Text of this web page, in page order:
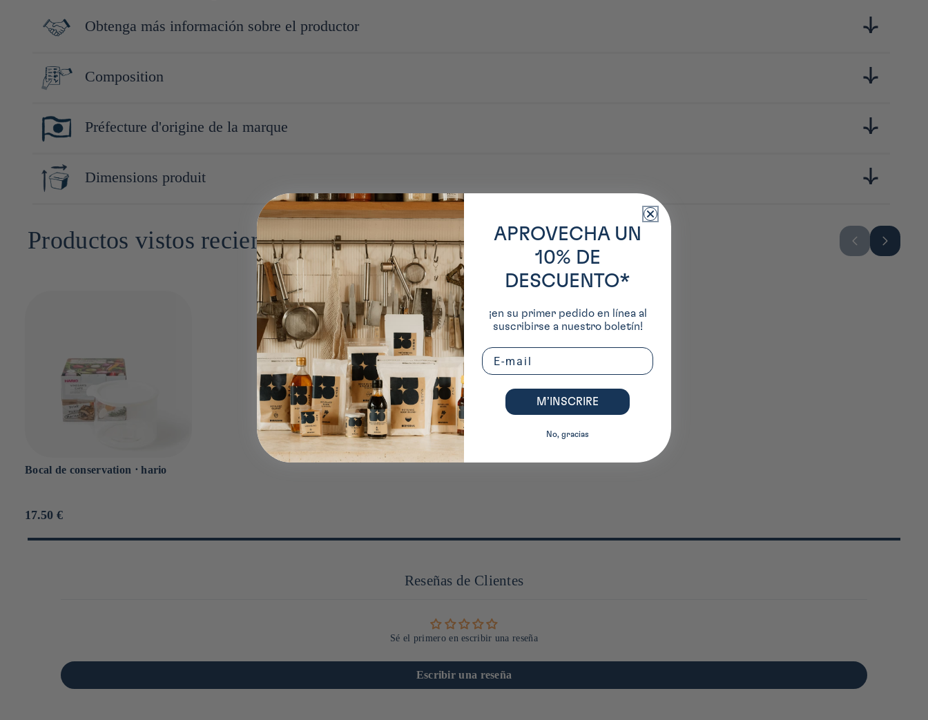
Obtenga más información sobre el productor
Depuis plus de cent ans, HARIO incarne l'excellence du verre résistant à la chaleur, avec une maîtrise artisanale et industrielle unique au Japon. Fondée à Tokyo en 1921, la marque commence par
produire de la verrerie de laboratoire avant de révolutionner l’univers domestique avec ses ustensiles élégants et techniques, comme le célèbre coffee siphon ou le V60, devenu une icône mondiale du
Seule entreprise japonaise de son secteur à posséder sa propre usine, HARIO maîtrise chaque étape de fabrication, alliant innovation, durabilité et design. Son nom, formé à partir des mots japonais
Composition
Bol : Verre résistant à la chaleur
Couvercle : Polypropylène
Préfecture d'origine de la marque
Tokyo
Dimensions produit
Productos vistos recientemente
Bocal de conservation ⋅ hario
Prix
17.50 €
Reseñas de Clientes
Sé el primero en escribir una reseña
Escribir una reseña
APROVECHA UN
10% DE
DESCUENTO*
¡en su primer pedido en línea al
suscribirse a nuestro boletín!
Email
M’INSCRIRE
No, gracias